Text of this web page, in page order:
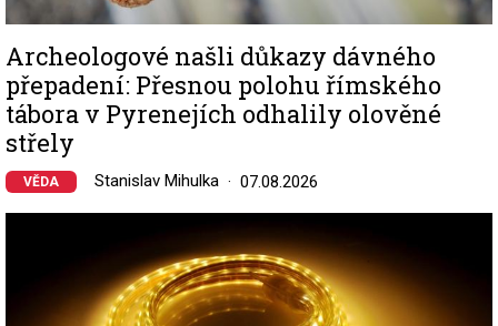
Archeologové našli důkazy dávného
přepadení: Přesnou polohu římského
tábora v Pyrenejích odhalily olověné
střely
VĚDA Stanislav Mihulka 07.08.2026